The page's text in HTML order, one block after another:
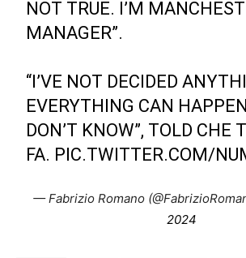
NOT TRUE. I’M
MANAGER”.
“I’VE NOT DECIDED
EVERYTHING CAN
DON’T KNOW”, TOLD CHE
FA. PIC.TWITTER.COM/
— Fabrizio Romano
2024